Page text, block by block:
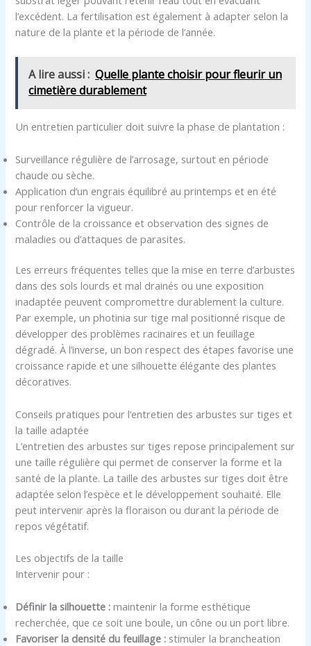
l’excédent. La fertilisation est également à adapter selon la
nature de la plante et la période de l’année.
A lire aussi : Quelle plante choisir pour fleurir un
cimetière durablement
Un entretien particulier doit suivre la phase de plantation :
Surveillance régulière de l’arrosage, surtout en période
chaude ou sèche.
Application d’un engrais équilibré au printemps et en été
pour renforcer la vigueur.
Contrôle de la croissance et observation des signes de
maladies ou d’attaques de parasites.
Les erreurs fréquentes telles que la mise en terre d’arbustes
dans des sols lourds et mal drainés ou une exposition
inadaptée peuvent compromettre durablement la culture.
Par exemple, un photinia sur tige mal positionné risque de
développer des problèmes racinaires et un feuillage
dégradé. À l’inverse, un bon respect des étapes favorise une
croissance rapide et une silhouette élégante des plantes
décoratives.
Conseils pratiques pour l’entretien des arbustes sur tiges et
la taille adaptée
L’entretien des arbustes sur tiges repose principalement sur
une taille régulière qui permet de conserver la forme et la
santé de la plante. La taille des arbustes sur tiges doit être
adaptée selon l’espèce et le développement souhaité. Elle
peut intervenir après la floraison ou durant la période de
repos végétatif.
Les objectifs de la taille
Intervenir pour :
Définir la silhouette : maintenir la forme esthétique
recherchée, que ce soit une boule, un cône ou un port libre.
Favoriser la densité du feuillage : stimuler la brancheation